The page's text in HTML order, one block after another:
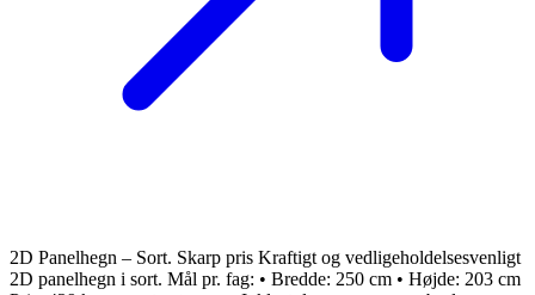
2D Panelhegn – Sort. Skarp pris Kraftigt og vedligeholdelsesvenligt
2D panelhegn i sort. Mål pr. fag: • Bredde: 250 cm • Højde: 203 cm